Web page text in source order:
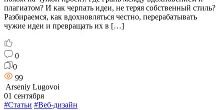
плагиатом? И как черпать идеи, не теряя собственный стиль?
Разбираемся, как вдохновляться честно, перерабатывать
чужие идеи и превращать их в […]
0
0
99
Arseniy Lugovoi
01 сентября
#Статьи #Веб-дизайн